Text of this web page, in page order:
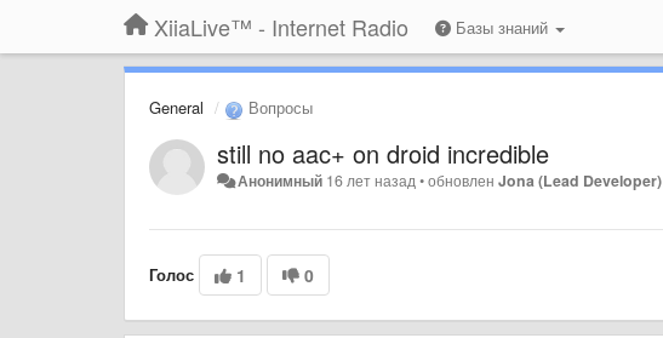
XiiaLive™ - Internet Radio Базы знаний
General Вопросы
still no aac+ on droid incredible
Анонимный 16 лет назад •обновленJona (Lead Developer)
Голос 1 0